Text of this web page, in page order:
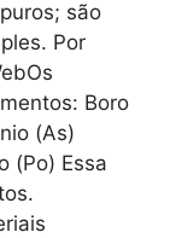
são
Por
Boro
(As)
(Po) Essa